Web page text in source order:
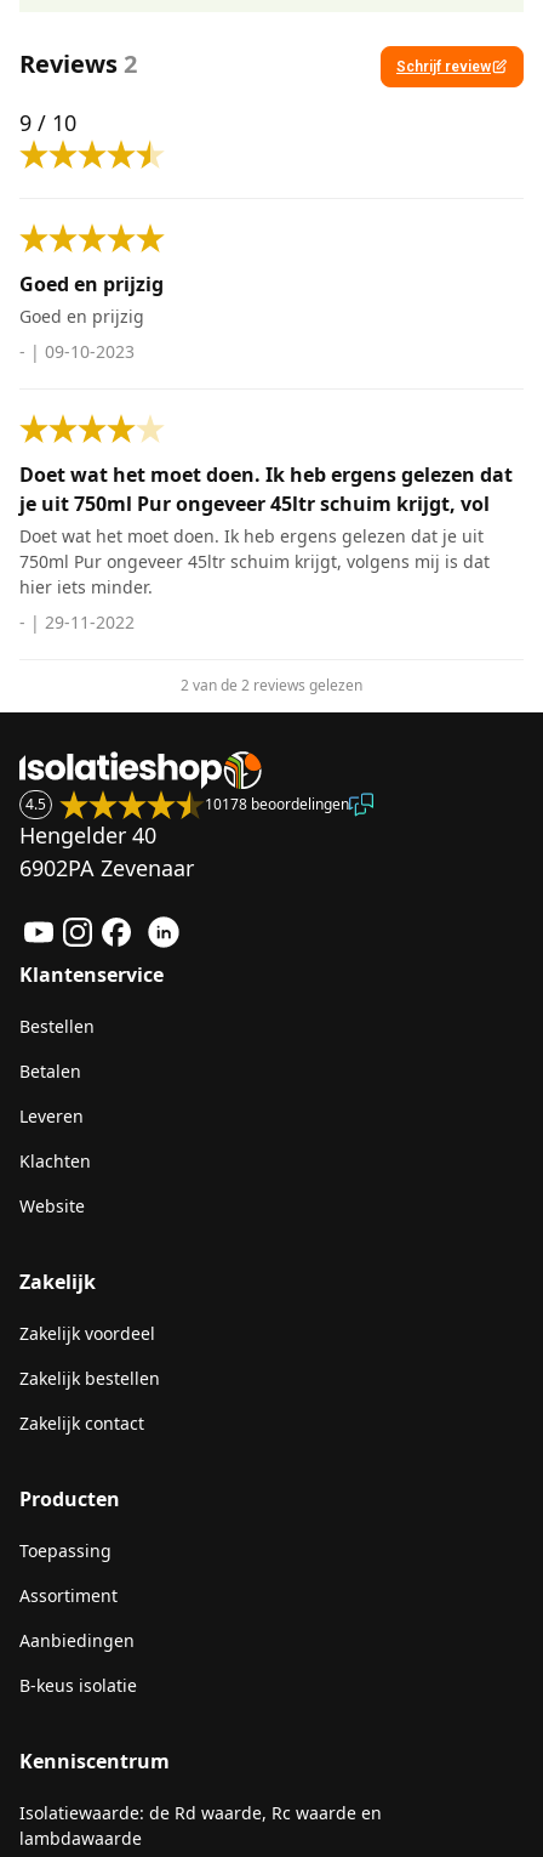
Reviews2 Schrijf review
9 / 10
Goed en prijzig
Goed en prijzig
- | 09-10-2023
Doet wat het moet doen. Ik heb ergens gelezen dat
je uit 750ml Pur ongeveer 45ltr schuim krijgt, vol
Doet wat het moet doen. Ik heb ergens gelezen dat je uit
750ml Pur ongeveer 45ltr schuim krijgt, volgens mij is dat
hier iets minder.
- | 29-11-2022
2 van de 2 reviews gelezen
4.5 10178 beoordelingen
Hengelder 40
6902PA Zevenaar
Klantenservice
Bestellen
Betalen
Leveren
Klachten
Website
Zakelijk
Zakelijk voordeel
Zakelijk bestellen
Zakelijk contact
Producten
Toepassing
Assortiment
Aanbiedingen
B-keus isolatie
Kenniscentrum
Isolatiewaarde: de Rd waarde, Rc waarde en
lambdawaarde